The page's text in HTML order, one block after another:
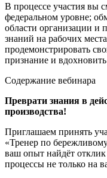
В процессе участия вы
федеральном уровне;
области организации и
знаний на рабочих
продемонстрировать
признание и
Содержание вебинара
Преврати знания в
производства!
Приглашаем принять
«Тренер по
ваш опыт найдёт
процессы не только на